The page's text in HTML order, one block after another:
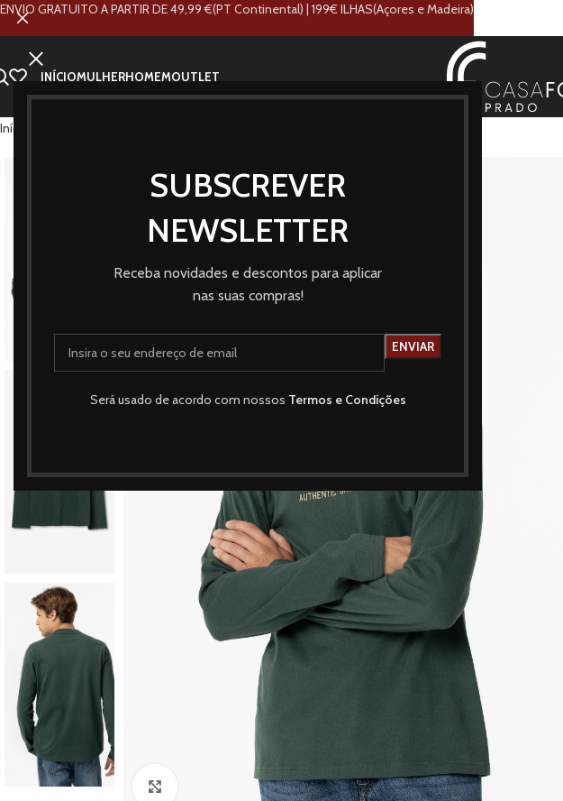
SUBSCREVER
NEWSLETTER
Receba novidades e descontos para aplicar
nas suas compras!
Será usado de acordo com nossos Termos e Condições
INÍCIOMULHERHOMEMOUTLET
Início
Clique para ampliar
ENVIO GRATUITO A PARTIR DE 49,99 €(PT Continental) | 199€ ILHAS(Açores e Madeira)